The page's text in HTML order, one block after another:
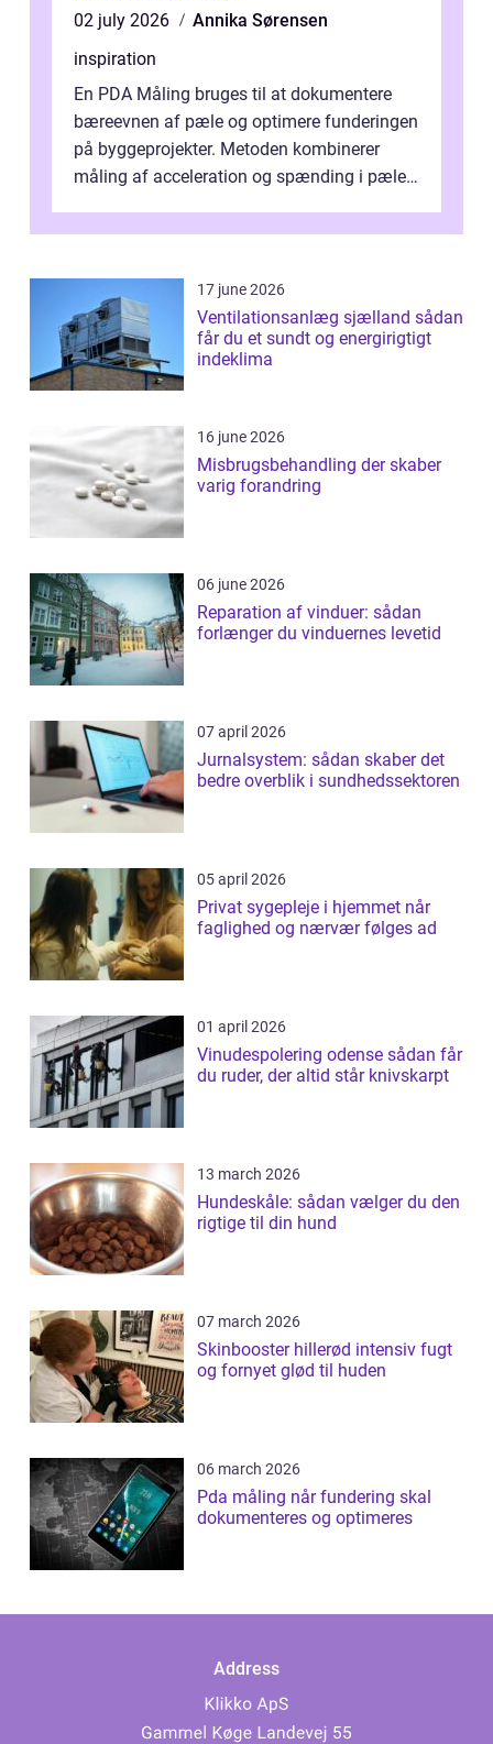
02 july 2026
Annika Sørensen
inspiration
En PDA Måling bruges til at dokumentere
bæreevnen af pæle og optimere funderingen
på byggeprojekter. Metoden kombinerer
måling af acceleration og spænding i pælen,
17 june 2026
Ventilationsanlæg sjælland sådan
får du et sundt og energirigtigt
indeklima
16 june 2026
Misbrugsbehandling der skaber
varig forandring
06 june 2026
Reparation af vinduer: sådan
forlænger du vinduernes levetid
07 april 2026
Jurnalsystem: sådan skaber det
bedre overblik i sundhedssektoren
05 april 2026
Privat sygepleje i hjemmet når
faglighed og nærvær følges ad
01 april 2026
Vinudespolering odense sådan får
du ruder, der altid står knivskarpt
13 march 2026
Hundeskåle: sådan vælger du den
rigtige til din hund
07 march 2026
Skinbooster hillerød intensiv fugt
og fornyet glød til huden
06 march 2026
Pda måling når fundering skal
dokumenteres og optimeres
Address